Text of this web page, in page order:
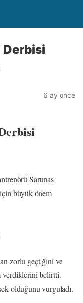
6 ay önce
Sarunas
büyük önem
zorlu geçtiğini ve
verdiklerini belirtti.
olduğunu vurguladı.